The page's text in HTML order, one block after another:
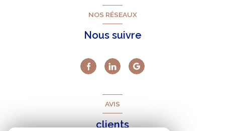
NOS RÉSEAUX
Nous suivre
AVIS
clients